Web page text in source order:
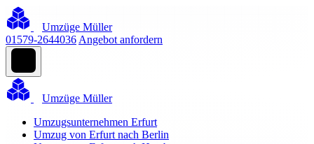
Umzüge Müller
01579-2644036 Angebot anfordern
Umzüge Müller
Umzugsunternehmen Erfurt
Umzug von Erfurt nach Berlin